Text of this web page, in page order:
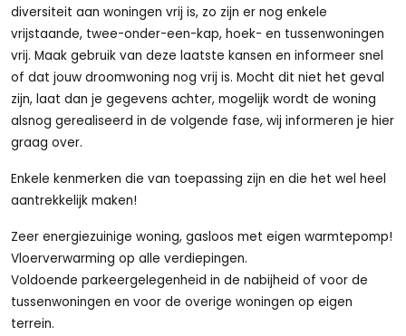
diversiteit aan woningen vrij is, zo zijn er nog enkele
vrijstaande, twee-onder-een-kap, hoek- en tussenwoningen
vrij. Maak gebruik van deze laatste kansen en informeer snel
of dat jouw droomwoning nog vrij is. Mocht dit niet het geval
zijn, laat dan je gegevens achter, mogelijk wordt de woning
alsnog gerealiseerd in de volgende fase, wij informeren je hier
graag over.
Enkele kenmerken die van toepassing zijn en die het wel heel
aantrekkelijk maken!
Zeer energiezuinige woning, gasloos met eigen warmtepomp!
Vloerverwarming op alle verdiepingen.
Voldoende parkeergelegenheid in de nabijheid of voor de
tussenwoningen en voor de overige woningen op eigen
terrein.